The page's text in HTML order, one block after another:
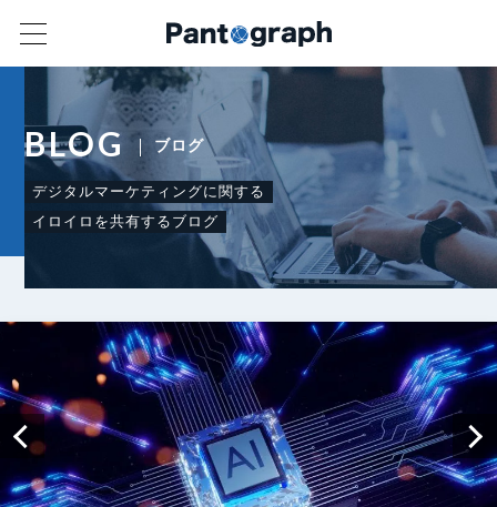
BLOG ブログ
デジタルマーケティングに関する
イロイロを共有するブログ